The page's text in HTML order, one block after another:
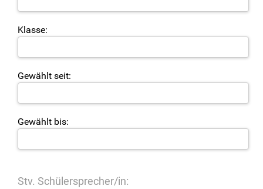
Klasse:
Gewählt seit:
Gewählt bis:
Stv. Schülersprecher/in: